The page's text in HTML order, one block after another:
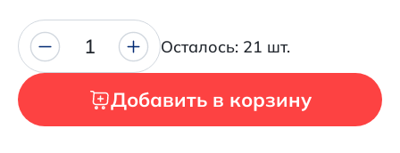
1 Осталось: 21 шт.
Добавить в корзину